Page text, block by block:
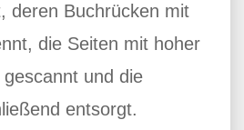
deren Buchrücken mit
die Seiten mit hoher
und die
entsorgt.